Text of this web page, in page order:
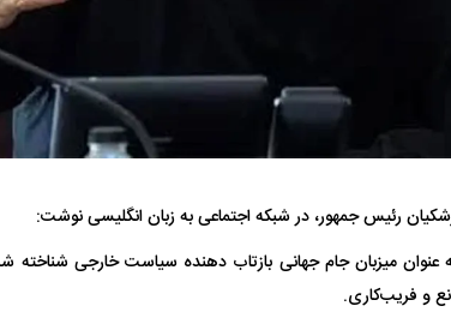
رئیس جمهور، در شبکه اجتماعی به زبان انگلیسی نوشت:
عنوان میزبان جام جهانی بازتاب دهنده سیاست خارجی شناخته
و فریب‌کاری.
فضاپیمای «استارشیپ» ایلان ماسک